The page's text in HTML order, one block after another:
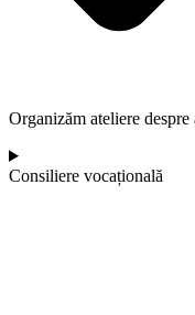
Organizăm ateliere
Consiliere vocațională